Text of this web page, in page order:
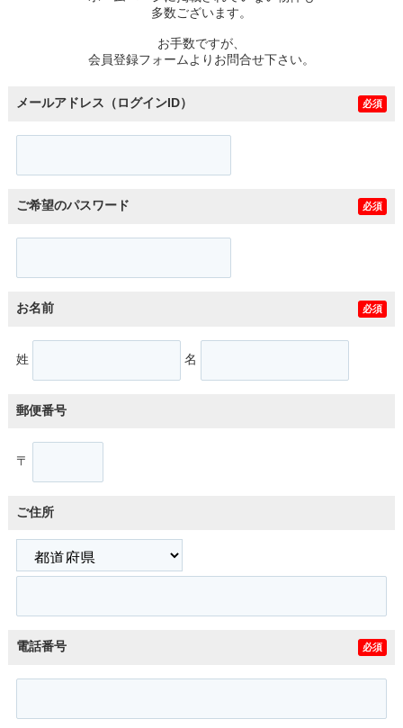
多数ございます。
お手数ですが、
会員登録フォームよりお問合せ下さい。
メールアドレス（ログインID） 必須
ご希望のパスワード 必須
お名前 必須
姓 名
郵便番号
〒
ご住所
電話番号 必須